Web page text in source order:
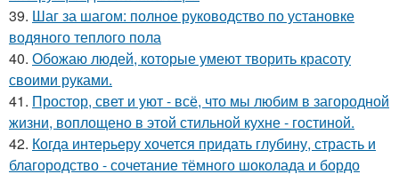
39. Шаг за шагом: полное руководство по установке
водяного теплого пола
40. Обожаю людей, которые умеют творить красоту
своими руками.
41. Простор, свет и уют - всё, что мы любим в загородной
жизни, воплощено в этой стильной кухне - гостиной.
42. Когда интерьеру хочется придать глубину, страсть и
благородство - сочетание тёмного шоколада и бордо